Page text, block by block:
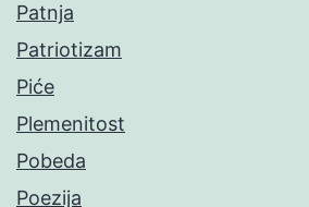
Patnja
Patriotizam
Piće
Plemenitost
Pobeda
Poezija